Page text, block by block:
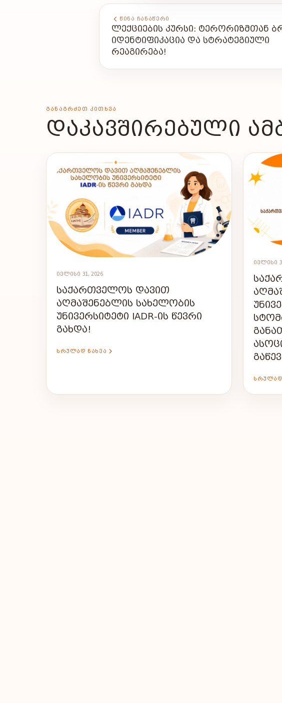
ᲬᲘᲜᲐ ᲩᲐᲜᲐᲬᲔᲠᲘ
ᲚᲔᲥᲪᲘᲔᲑᲘᲡ ᲙᲣᲠᲡᲘ: ᲢᲔᲠᲝᲠᲘᲖᲛᲗᲐᲜ
ᲘᲓᲔᲜᲢᲘᲤᲘᲙᲐᲪᲘᲐ ᲓᲐ ᲡᲢᲠᲐᲢᲔᲒᲘᲣᲚᲘ
ᲠᲔᲐᲒᲘᲠᲔᲑᲐ!
ᲒᲐᲜᲐᲒᲠᲫᲔᲗ ᲙᲘᲗᲮᲕᲐ
ᲓᲐᲙᲐᲕᲨᲘᲠᲔᲑᲣᲚᲘ
ᲘᲕᲚᲘᲡᲘ 31, 2026
ᲡᲐᲥᲐᲠᲗᲕᲔᲚᲝᲡ ᲓᲐᲕᲘᲗ
ᲐᲦᲛᲐᲨᲔᲜᲔᲑᲚᲘᲡ ᲡᲐᲮᲔᲚᲝᲑᲘᲡ
ᲣᲜᲘᲕᲔᲠᲡᲘᲢᲔᲢᲘ IADR-ᲘᲡ ᲬᲔᲕᲠᲘ
ᲒᲐᲮᲓᲐ!
ᲡᲠᲣᲚᲐᲓ ᲜᲐᲮᲕᲐ
ᲘᲕᲚᲘᲡᲘ
ᲡᲠᲣᲚᲐᲓ